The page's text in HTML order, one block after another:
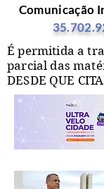
Comunicação
É permitida a
parcial das
DESDE QUE